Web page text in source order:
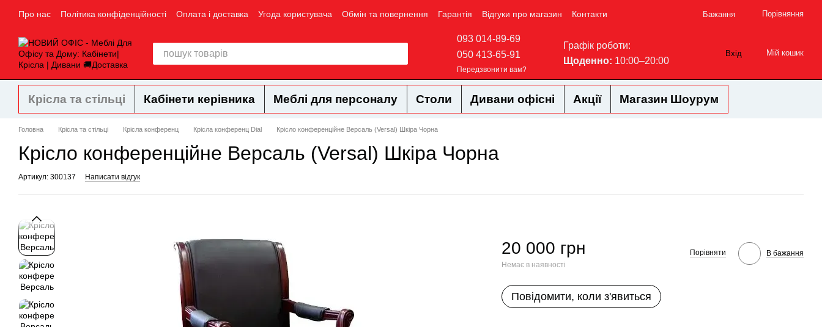
Перейти до основного контенту
Про нас Політика конфіденційності Оплата і доставка Угода користувача Обмін та повернення Гарантія Відгуки про магазин Контакти Бажання Порівняння
093 014-89-69
050 413-65-91
Передзвонити вам?
Графік роботи:
Щоденно: 10:00–20:00
Вхід Мій кошик
Крісла та стільці Кабінети керівника Меблі для персоналу Столи Дивани офісні Акції Магазин Шоурум
Головна Крісла та стільці Крісла конференц Крісла конференц Dial Крісло конференційне Версаль (Versal) Шкіра Чорна
Крісло конференційне Версаль (Versal) Шкіра Чорна
Артикул: 300137 Написати відгук
20 000 грн
Немає в наявності
Порівняти В бажання
Повідомити, коли з'явиться